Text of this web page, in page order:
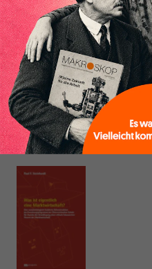
des Denkens aus.
Paul Steinhardtist Gründer und
MAKROSKOP. Er arbeitete für
Tochtergesellschaften im In- und
Bereich der "Strukturierten